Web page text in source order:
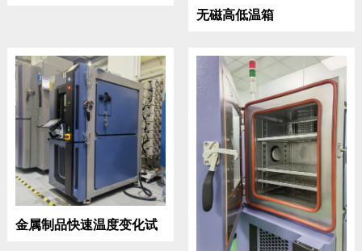
无磁高低温箱
金属制品快速温度变化试